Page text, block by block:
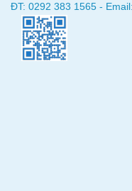
ĐT: 0292 383 1565 -